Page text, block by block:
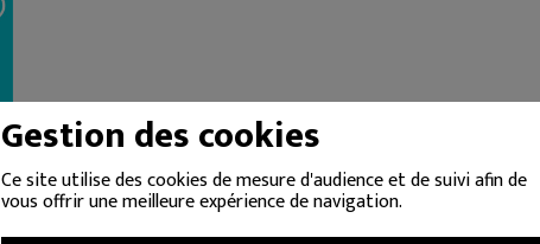
Gestion des cookies
Ce site utilise des cookies de mesure d'audience et de suivi afin de
vous offrir une meilleure expérience de navigation.